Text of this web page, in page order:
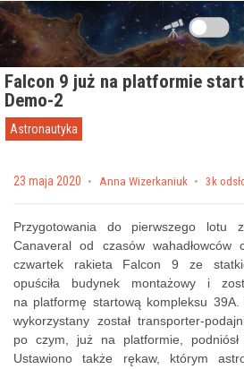
Przejdź do zawartości
Falcon 9 już na platformie
Demo-2
Astronautyka
Posted on
23 maja 2020 by Anna Wizerkaniuk 3k
Przygotowania do pierwszego lotu
Canaveral od czasów wahadłowców
czwartek rakieta Falcon 9 ze
opuściła budynek montażowy i
na platformę startową kompleksu
wykorzystany został transporter-
po czym, już na platformie,
Ustawiono także rękaw, którym